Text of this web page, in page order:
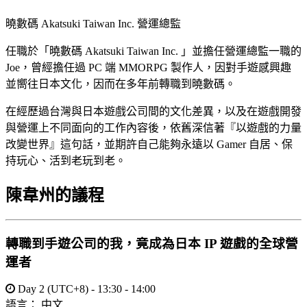
曉數碼 Akatsuki Taiwan Inc. 營運總監
任職於「曉數碼 Akatsuki Taiwan Inc. 」並擔任營運總監一職的
Joe，曾經擔任過 PC 端 MMORPG 製作人，因對手遊感興趣
並嚮往日本文化，因而在多年前轉職到曉數碼。
在經歷過台灣與日本遊戲公司間的文化差異，以及在遊戲開發
與營運上不同面向的工作內容後，依舊深信著『以遊戲的力量
改變世界』這句話，並期許自己能夠永遠以 Gamer 自居、保
持玩心、活到老玩到老。
陳韋州的議程
轉職到手遊公司的我，竟成為日本 IP 遊戲的全球營
運者
Day 2 (UTC+8) - 13:30 - 14:00
語言： 中文